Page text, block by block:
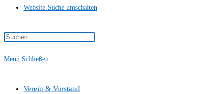
Website-Suche umschalten
Menü Schließen
Verein & Vorstand